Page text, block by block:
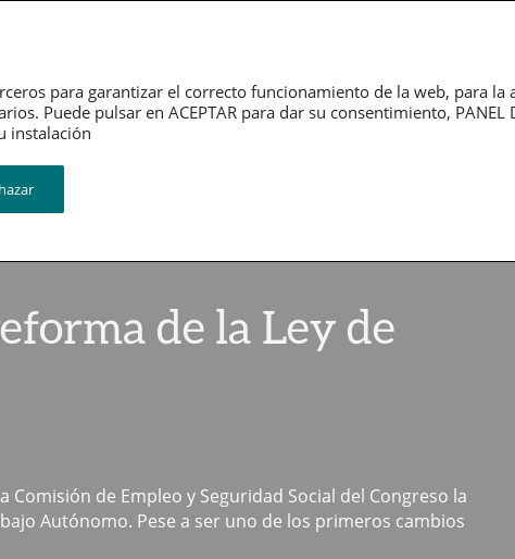
de la Ley de
de Empleo y Seguridad Social del Congreso la
Autónomo. Pese a ser uno de los primeros cambios
para garantizar el correcto funcionamiento de la web, para
Puede pulsar en ACEPTAR para dar su consentimiento, PANEL
instalación​​​​​​​